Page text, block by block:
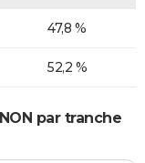
47,8 %
52,2 %
par tranche